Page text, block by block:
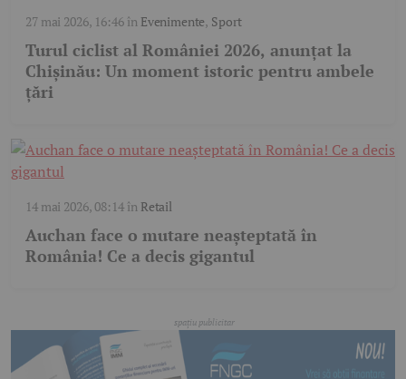
27 mai 2026, 16:46în Evenimente, Sport
Turul ciclist al României 2026, anunțat la
Chișinău: Un moment istoric pentru ambele
țări
14 mai 2026, 08:14în Retail
Auchan face o mutare neașteptată în
România! Ce a decis gigantul